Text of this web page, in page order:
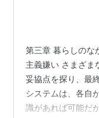
第三章 暮らしのな
主義嫌い さまざま
妥協点を探り、最
システムは、各自
識があれば可能だ